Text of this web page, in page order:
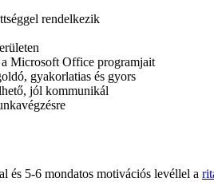
rendelkezik
Microsoft Office programjait
gyakorlatias és gyors
jól kommunikál
és 5-6 mondatos motivációs levéllel a